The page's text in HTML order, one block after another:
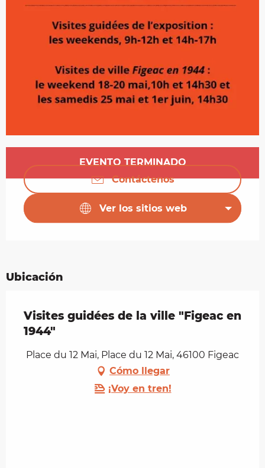
Horarios y datos de contacto
EVENTO TERMINADO
Contáctenos
Ver los sitios web
Ubicación
Visites guidées de la ville "Figeac en
1944"
Place du 12 Mai, Place du 12 Mai, 46100 Figeac
Cómo llegar
¡Voy en tren!